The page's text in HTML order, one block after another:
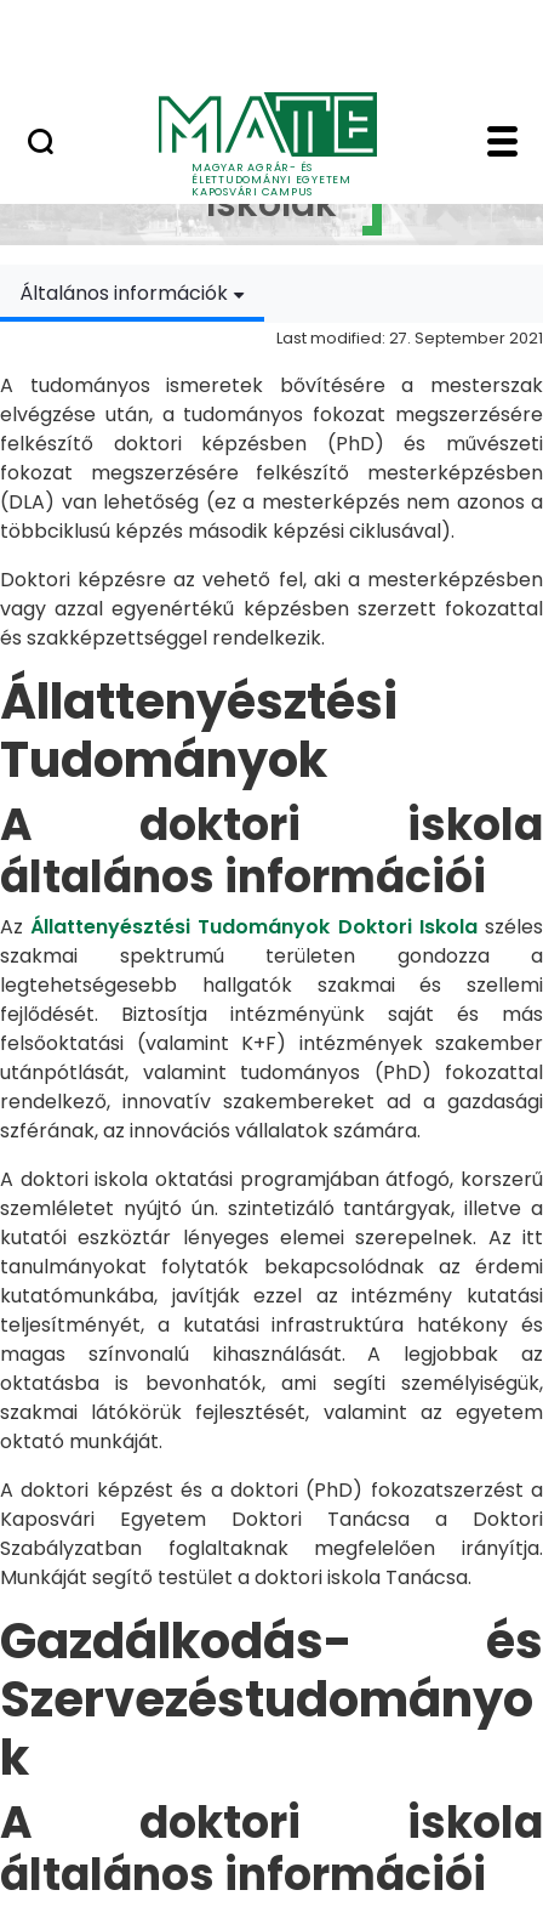
MAGYAR AGRÁR- ÉS
ÉLETTUDOMÁNYI EGYETEM
KAPOSVÁRI CAMPUS
Doktori Iskolák -
Doktori
Iskolák
Általános információk
Last modified: 27. September 2021
A tudományos ismeretek bővítésére a mesterszak
elvégzése után, a tudományos fokozat megszerzésére
felkészítő doktori képzésben (PhD) és művészeti
fokozat megszerzésére felkészítő mesterképzésben
(DLA) van lehetőség (ez a mesterképzés nem azonos a
többciklusú képzés második képzési ciklusával).
Doktori képzésre az vehető fel, aki a mesterképzésben
vagy azzal egyenértékű képzésben szerzett fokozattal
és szakképzettséggel rendelkezik.
Állattenyésztési
Tudományok
A doktori iskola
általános információi
AzÁllattenyésztési Tudományok Doktori Iskolaszéles
szakmai spektrumú területen gondozza a
legtehetségesebb hallgatók szakmai és szellemi
fejlődését. Biztosítja intézményünk saját és más
felsőoktatási (valamint K+F) intézmények szakember
utánpótlását, valamint tudományos (PhD) fokozattal
rendelkező, innovatív szakembereket ad a gazdasági
szférának, az innovációs vállalatok számára.
A doktori iskola oktatási programjában átfogó, korszerű
szemléletet nyújtó ún. szintetizáló tantárgyak, illetve a
kutatói eszköztár lényeges elemei szerepelnek. Az itt
tanulmányokat folytatók bekapcsolódnak az érdemi
kutatómunkába, javítják ezzel az intézmény kutatási
teljesítményét, a kutatási infrastruktúra hatékony és
magas színvonalú kihasználását. A legjobbak az
oktatásba is bevonhatók, ami segíti személyiségük,
szakmai látókörük fejlesztését, valamint az egyetem
oktató munkáját.
A doktori képzést és a doktori (PhD) fokozatszerzést a
Kaposvári Egyetem Doktori Tanácsa a Doktori
Szabályzatban foglaltaknak megfelelően irányítja.
Munkáját segítő testület a doktori iskola Tanácsa.
Gazdálkodás- és
Szervezéstudományo
k
A doktori iskola
általános információi